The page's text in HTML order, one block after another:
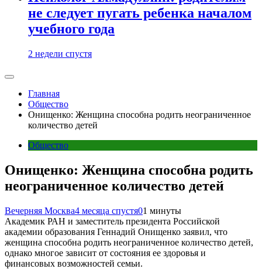
не следует пугать ребенка началом
учебного года
2 недели спустя
Главная
Общество
Онищенко: Женщина способна родить неограниченное
количество детей
Общество
Онищенко: Женщина способна родить
неограниченное количество детей
Вечерняя Москва4 месяца спустя01 минуты
Академик РАН и заместитель президента Российской
академии образования Геннадий Онищенко заявил, что
женщина способна родить неограниченное количество детей,
однако многое зависит от состояния ее здоровья и
финансовых возможностей семьи.